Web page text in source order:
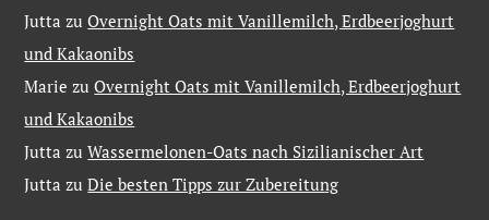
Jutta zuOvernight Oats mit Vanillemilch, Erdbeerjoghurt
und Kakaonibs
Marie zuOvernight Oats mit Vanillemilch, Erdbeerjoghurt
und Kakaonibs
Jutta zuWassermelonen-Oats nach Sizilianischer Art
Jutta zuDie besten Tipps zur Zubereitung